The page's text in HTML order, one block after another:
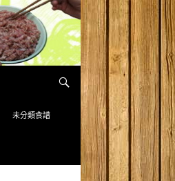
未分類食譜